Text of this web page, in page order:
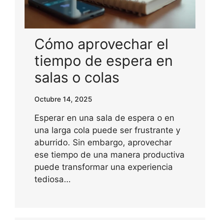
Cómo aprovechar el
tiempo de espera en
salas o colas
Octubre 14, 2025
Esperar en una sala de espera o en
una larga cola puede ser frustrante y
aburrido. Sin embargo, aprovechar
ese tiempo de una manera productiva
puede transformar una experiencia
tediosa…